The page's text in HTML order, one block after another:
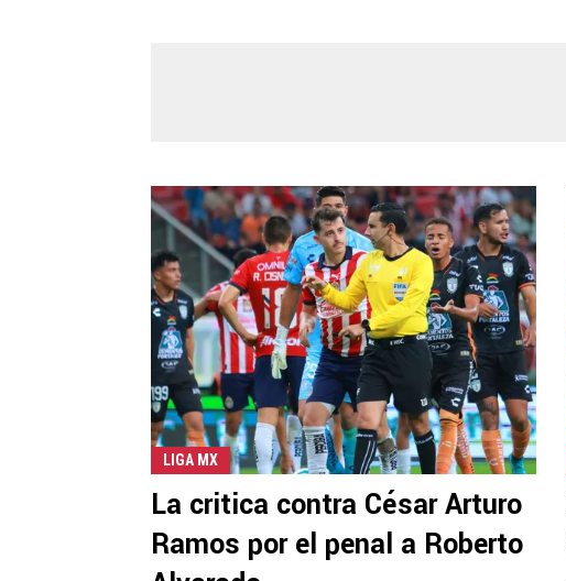
LIGA MX
La critica contra César Arturo
Ramos por el penal a Roberto